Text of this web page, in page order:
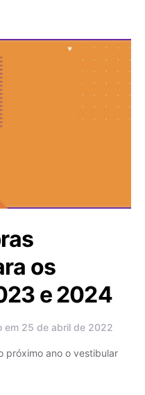
os
e 2024
em 25 de abril de 2022
próximo ano o vestibular